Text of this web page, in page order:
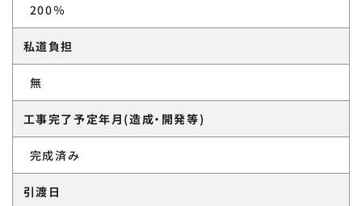
200％
私道負担
無
工事完了予定年月(造成・開発等)
完成済み
引渡日